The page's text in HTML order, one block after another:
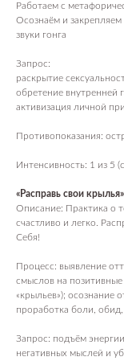
Работаем с
Осознаём и
звуки гонга
Запрос:
раскрытие
обретение внутренней
активизация личной
Противопоказания:
Интенсивность: 1 из 5
«Расправь свои крылья»
Описание: Практика о
счастливо и легко.
Себя!
Процесс: выявление
смыслов на
«крыльев»); осознание
проработка боли, обид,
Запрос: подъём
негативных мыслей и